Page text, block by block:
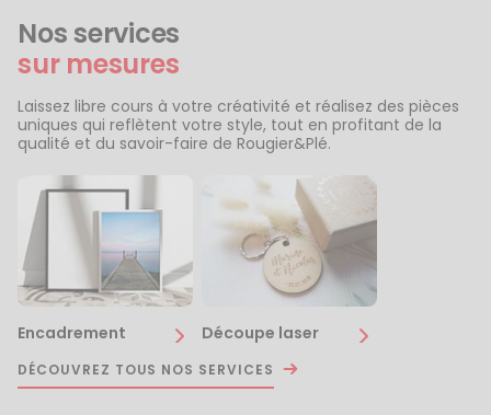
Nos services
sur mesures
Laissez libre cours à votre créativité et réalisez des pièces
uniques qui reflètent votre style, tout en profitant de la
qualité et du savoir-faire de Rougier&Plé.
Encadrement Découpe laser
DÉCOUVREZ TOUS NOS SERVICES